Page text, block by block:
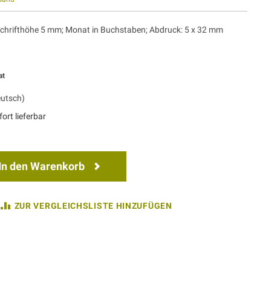
5 mm; Monat in Buchstaben; Abdruck: 5 x 32 mm
lieferbar
den Warenkorb
ZUR VERGLEICHSLISTE HINZUFÜGEN